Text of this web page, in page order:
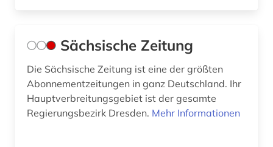
Sächsische Zeitung
Die Sächsische Zeitung ist eine der größten
Abonnementzeitungen in ganz Deutschland. Ihr
Hauptverbreitungsgebiet ist der gesamte
Regierungsbezirk Dresden. Mehr Informationen